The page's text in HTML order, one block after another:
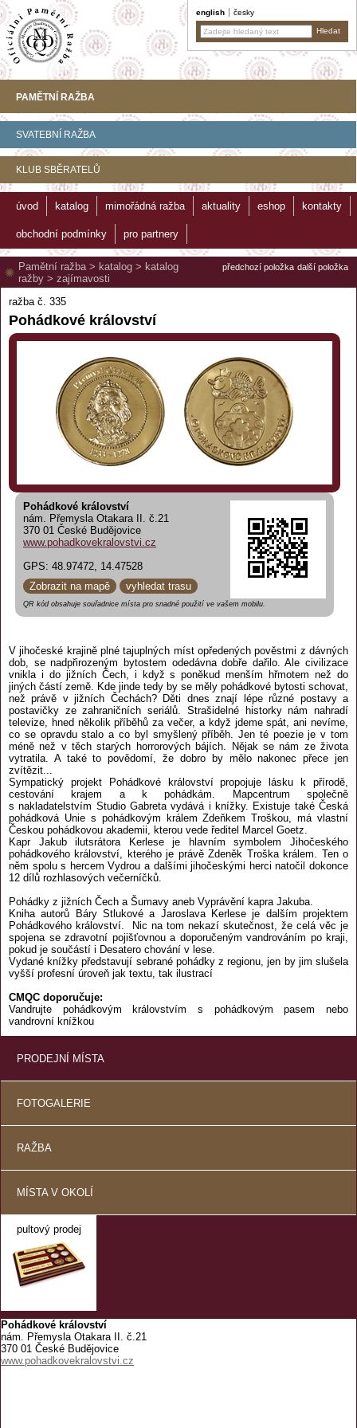
english česky
PAMĚTNÍ RAŽBA
SVATEBNÍ RAŽBA
KLUB SBĚRATELŮ
úvod katalog mimořádná ražba aktuality eshop kontakty
obchodní podmínky pro partnery
předchozí položka další položka
Pamětní ražba> katalog > katalog
ražby > zajímavosti
ražba č. 335
Pohádkové království
Pohádkové království
nám. Přemysla Otakara II. č.21
370 01 České Budějovice
www.pohadkovekralovstvi.cz
GPS: 48.97472, 14.47528
Zobrazit na mapě
vyhledat trasu
QR kód obsahuje souřadnice místa pro snadné použití ve vašem mobilu.
V jihočeské krajině plné tajuplných míst opředených pověstmi z dávných
dob, se nadpřirozeným bytostem odedávna dobře dařilo. Ale civilizace
vnikla i do jižních Čech, i když s poněkud menším hřmotem než do
jiných částí země. Kde jinde tedy by se měly pohádkové bytosti schovat,
než právě v jižních Čechách? Děti dnes znají lépe různé postavy a
postavičky ze zahraničních seriálů. Strašidelné historky nám nahradí
televize, hned několik příběhů za večer, a když jdeme spát, ani nevíme,
co se opravdu stalo a co byl smyšlený příběh. Jen té poezie je v tom
méně než v těch starých horrorových bájích. Nějak se nám ze života
vytratila. A také to povědomí, že dobro by mělo nakonec přece jen
zvítězit...
Sympatický projekt Pohádkové království propojuje lásku k přírodě,
cestování krajem a k pohádkám. Mapcentrum společně
s nakladatelstvím Studio Gabreta vydává i knížky. Existuje také Česká
pohádková Unie s pohádkovým králem Zdeňkem Troškou, má vlastní
Českou pohádkovou akademii, kterou vede ředitel Marcel Goetz.
Kapr Jakub ilutsrátora Kerlese je hlavním symbolem Jihočeského
pohádkového království, kterého je právě Zdeněk Troška králem. Ten o
něm spolu s hercem Vydrou a dalšími jihočeskými herci natočil dokonce
12 dílů rozhlasových večerníčků.
Pohádky z jižních Čech a Šumavy aneb Vyprávění kapra Jakuba.
Kniha autorů Báry Stlukové a Jaroslava Kerlese je dalším projektem
Pohádkového království. Nic na tom nekazí skutečnost, že celá věc je
spojena se zdravotní pojišťovnou a doporučeným vandrováním po kraji,
pokud je součástí i Desatero chování v lese.
Vydané knížky představují sebrané pohádky z regionu, jen by jim slušela
vyšší profesní úroveň jak textu, tak ilustrací
CMQC doporučuje:
Vandrujte pohádkovým královstvím s pohádkovým pasem nebo
vandrovní knížkou
PRODEJNÍ MÍSTA
FOTOGALERIE
RAŽBA
MÍSTA V OKOLÍ
pultový prodej
Pohádkové království
nám. Přemysla Otakara II. č.21
370 01 České Budějovice
www.pohadkovekralovstvi.cz